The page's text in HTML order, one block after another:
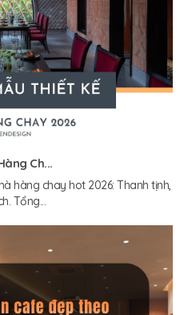
Ch...
hàng chay hot 2026: Thanh tịnh,
Tổng...